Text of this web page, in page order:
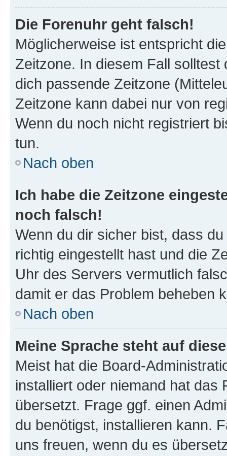
Die Forenuhr geht falsch!
Möglicherweise ist entspricht
Zeitzone. In diesem Fall solltest
dich passende Zeitzone
Zeitzone kann dabei nur von
Wenn du noch nicht registriert
tun.
Nach oben
Ich habe die Zeitzone
noch falsch!
Wenn du dir sicher bist, dass
richtig eingestellt hast und die
Uhr des Servers vermutlich
damit er das Problem beheben
Nach oben
Meine Sprache steht auf
Meist hat die Board-
installiert oder niemand hat das
übersetzt. Frage ggf. einen
du benötigst, installieren kann.
uns freuen, wenn du es